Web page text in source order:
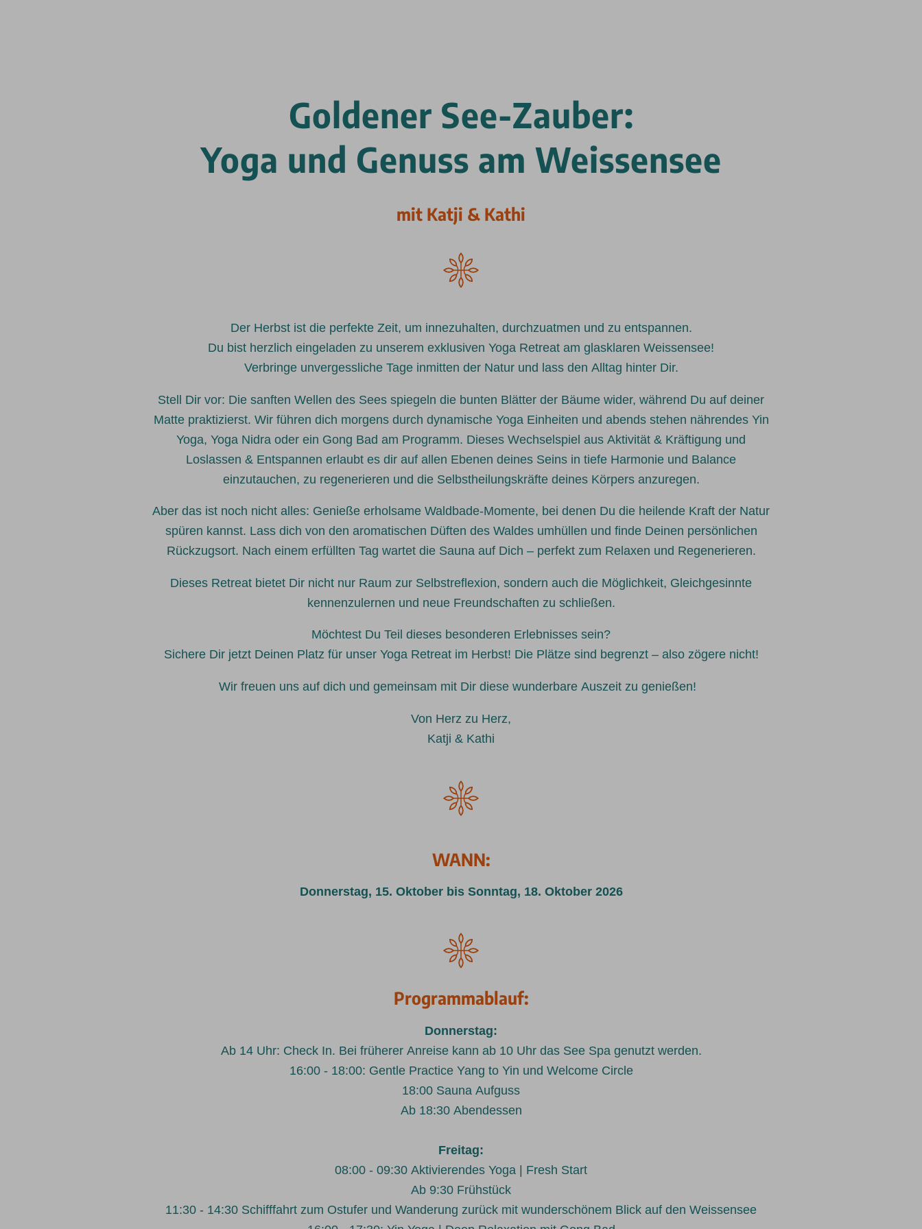
Goldener See-Zauber:
Yoga und Genuss am Weissensee
mit Katji & Kathi
Der Herbst ist die perfekte Zeit, um innezuhalten, durchzuatmen und zu entspannen.
Du bist herzlich eingeladen zu unserem exklusiven Yoga Retreat am glasklaren Weissensee!
Verbringe unvergessliche Tage inmitten der Natur und lass den Alltag hinter Dir.
Stell Dir vor: Die sanften Wellen des Sees spiegeln die bunten Blätter der Bäume wider, während Du auf deiner
Matte praktizierst. Wir führen dich morgens durch dynamische Yoga Einheiten und abends stehen nährendes Yin
Yoga, Yoga Nidra oder ein Gong Bad am Programm. Dieses Wechselspiel aus Aktivität & Kräftigung und
Loslassen & Entspannen erlaubt es dir auf allen Ebenen deines Seins in tiefe Harmonie und Balance
einzutauchen, zu regenerieren und die Selbstheilungskräfte deines Körpers anzuregen.
Aber das ist noch nicht alles: Genieße erholsame Waldbade-Momente, bei denen Du die heilende Kraft der Natur
spüren kannst. Lass dich von den aromatischen Düften des Waldes umhüllen und finde Deinen persönlichen
Rückzugsort. Nach einem erfüllten Tag wartet die Sauna auf Dich – perfekt zum Relaxen und Regenerieren.
Dieses Retreat bietet Dir nicht nur Raum zur Selbstreflexion, sondern auch die Möglichkeit, Gleichgesinnte
kennenzulernen und neue Freundschaften zu schließen.
Möchtest Du Teil dieses besonderen Erlebnisses sein?
Sichere Dir jetzt Deinen Platz für unser Yoga Retreat im Herbst! Die Plätze sind begrenzt – also zögere nicht!
Wir freuen uns auf dich und gemeinsam mit Dir diese wunderbare Auszeit zu genießen!
Von Herz zu Herz,
Katji & Kathi
WANN:
Donnerstag, 15. Oktober bis Sonntag, 18. Oktober 2026
Programmablauf:
Donnerstag:
Ab 14 Uhr: Check In. Bei früherer Anreise kann ab 10 Uhr das See Spa genutzt werden.
16:00 - 18:00: Gentle Practice Yang to Yin und Welcome Circle
18:00 Sauna Aufguss
Ab 18:30 Abendessen
Freitag:
08:00 - 09:30 Aktivierendes Yoga | Fresh Start
Ab 9:30 Frühstück
11:30 - 14:30 Schifffahrt zum Ostufer und Wanderung zurück mit wunderschönem Blick auf den Weissensee